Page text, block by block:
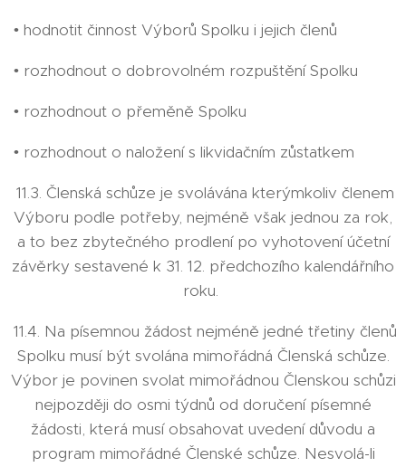
• hodnotit činnost Výborů Spolku i jejich členů
• rozhodnout o dobrovolném rozpuštění Spolku
• rozhodnout o přeměně Spolku
• rozhodnout o naložení s likvidačním zůstatkem
11.3. Členská schůze je svolávána kterýmkoliv členem
Výboru podle potřeby, nejméně však jednou za rok,
a to bez zbytečného prodlení po vyhotovení účetní
závěrky sestavené k 31. 12. předchozího kalendářního
roku.
11.4. Na písemnou žádost nejméně jedné třetiny členů
Spolku musí být svolána mimořádná Členská schůze.
Výbor je povinen svolat mimořádnou Členskou schůzi
nejpozději do osmi týdnů od doručení písemné
žádosti, která musí obsahovat uvedení důvodu a
program mimořádné Členské schůze. Nesvolá-li